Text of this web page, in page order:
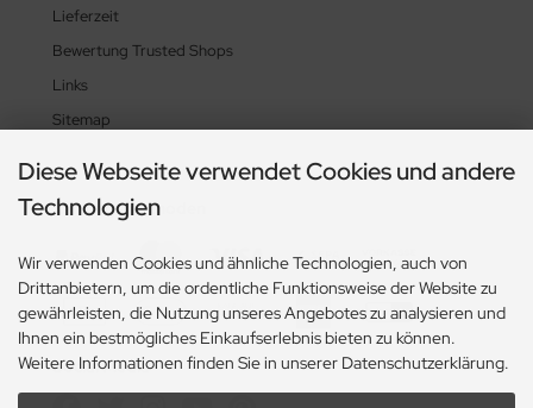
Lieferzeit
Bewertung Trusted Shops
Links
Sitemap
Zahlungsmethoden
Social Media
Diese Webseite verwendet Cookies und andere
Technologien
Wir verwenden Cookies und ähnliche Technologien, auch von
Drittanbietern, um die ordentliche Funktionsweise der Website zu
gewährleisten, die Nutzung unseres Angebotes zu analysieren und
Ihnen ein bestmögliches Einkaufserlebnis bieten zu können.
Weitere Informationen finden Sie in unserer Datenschutzerklärung.